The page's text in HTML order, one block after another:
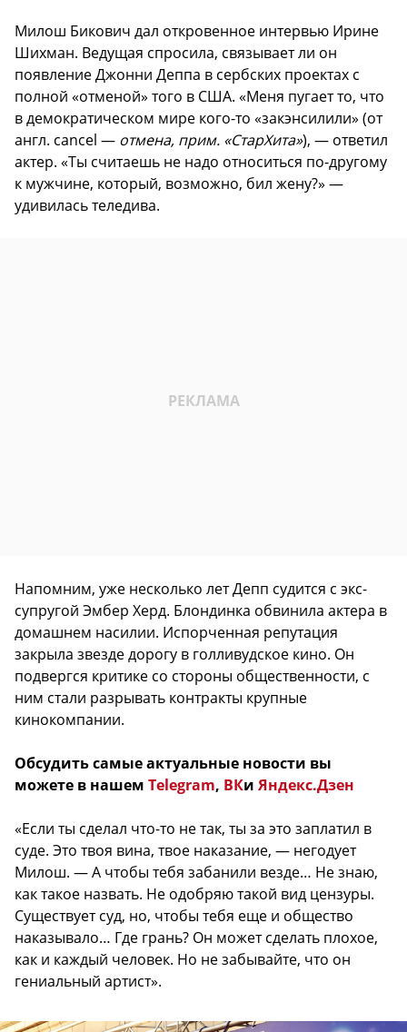
Милош Бикович дал откровенное интервью Ирине
Шихман. Ведущая спросила, связывает ли он
появление Джонни Деппа в сербских проектах с
полной «отменой» того в США. «Меня пугает то, что
в демократическом мире кого-то «закэнсилили» (от
англ. cancel — отмена, прим. «СтарХита»), — ответил
актер. «Ты считаешь не надо относиться по-другому
к мужчине, который, возможно, бил жену?» —
удивилась теледива.
Напомним, уже несколько лет Депп судится с экс-
супругой Эмбер Херд. Блондинка обвинила актера в
домашнем насилии. Испорченная репутация
закрыла звезде дорогу в голливудское кино. Он
подвергся критике со стороны общественности, с
ним стали разрывать контракты крупные
кинокомпании.
Обсудить самые актуальные новости вы
можете в нашем Telegram, ВКи Яндекс.Дзен
«Если ты сделал что-то не так, ты за это заплатил в
суде. Это твоя вина, твое наказание, — негодует
Милош. — А чтобы тебя забанили везде… Не знаю,
как такое назвать. Не одобряю такой вид цензуры.
Существует суд, но, чтобы тебя еще и общество
наказывало… Где грань? Он может сделать плохое,
как и каждый человек. Но не забывайте, что он
гениальный артист».